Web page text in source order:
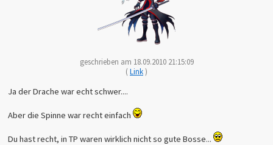
geschrieben am 18.09.2010 21:15:09
(Link)
Ja der Drache war echt schwer....
Aber die Spinne war recht einfach
Du hast recht, in TP waren wirklich nicht so gute Bosse...